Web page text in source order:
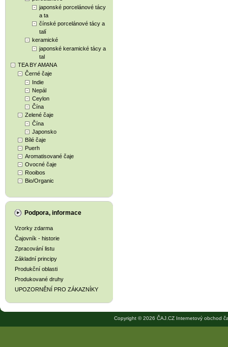
japonské porcelánové tácy
a ta
čínské porcelánové tácy a
talí
keramické
japonské keramické tácy a
tal
TEA BY AMANA
Černé čaje
Indie
Nepál
Ceylon
Čína
Zelené čaje
Čína
Japonsko
Bílé čaje
Puerh
Aromatisované čaje
Ovocné čaje
Rooibos
Bio/Organic
Podpora, informace
Vzorky zdarma
Čajovník - historie
Zpracování listu
Základní principy
Produkční oblasti
Produkované druhy
UPOZORNĚNÍ PRO ZÁKAZNÍKY
Copyright © 2026 ČAJ.CZ Internetový obchod